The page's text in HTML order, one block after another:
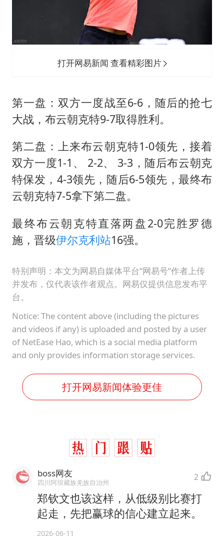
打开网易新闻 查看精彩图片
第一盘：双方一度战至6-6，随后的抢七
大战，布云朝克特9-7取得胜利。
第二盘：上来布云朝克特1-0领先，接着
双方一度1-1、 2-2、 3-3，随后布云朝克
特保发，4-3领先，随后6-5领先，最终布
云朝克特7-5拿下第二盘。
最终布云朝克特直落两盘2-0完胜罗德
施，晋级伊尔克利站16强。
特别声明：本文为网易自媒体平台“网易号”作者上传
并发布，仅代表该作者观点。网易仅提供信息发布平
台。
Notice: The content above (including the pictures
and videos if any) is uploaded and posted by a user
of NetEase Hao, which is a social media platform
and only provides information storage services.
打开网易新闻体验更佳
boss网友
四川阿坝藏族羌族自治州 2
郑钦文也该这样，从低级别比赛打
起走，先把赢球的信心建立起来。
2026-06-11